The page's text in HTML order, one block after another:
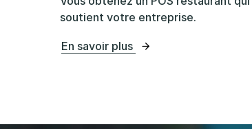
soutient votre entreprise.
En savoir plus